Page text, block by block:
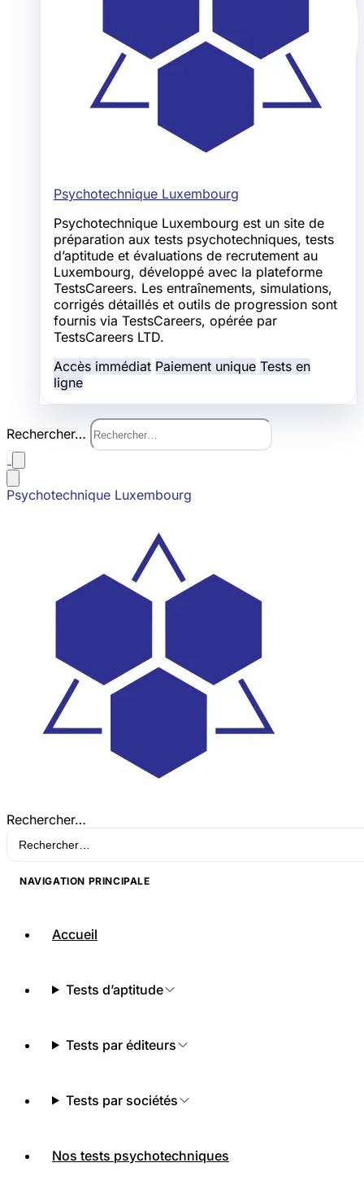
Psychotechnique Luxembourg
Psychotechnique Luxembourg est un site de
préparation aux tests psychotechniques, tests
d’aptitude et évaluations de recrutement au
Luxembourg, développé avec la plateforme
TestsCareers. Les entraînements, simulations,
corrigés détaillés et outils de progression sont
fournis via TestsCareers, opérée par
TestsCareers LTD.
Accès immédiat Paiement unique Tests en
ligne
Rechercher…
Psychotechnique Luxembourg
Rechercher…
NAVIGATION PRINCIPALE
Accueil
Tests d’aptitude
Tests par éditeurs
Tests par sociétés
Nos tests psychotechniques